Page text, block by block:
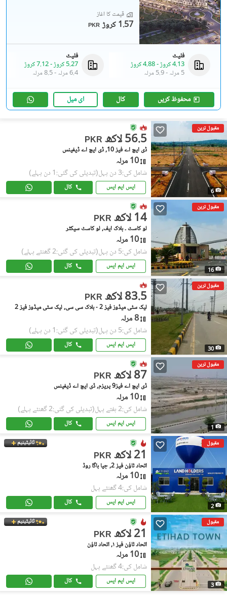
قیمت کا آغاز
PKR 1.57 کروڑ
فلیٹ
4.13 کروڑ
-4.88 کروڑ
5 مرلہ
-5.9 مرلہ
فلیٹ
5.27 کروڑ
-7.12 کروڑ
6.4 مرلہ
-8.5 مرلہ
محفوظ کریں کال ای میل
مقبول ترین
6
PKR 56.5 لاکھ
ڈی ایچ اے فیز 10, ڈی ایچ اے ڈیفینس
10 مرلہ
شامل کی:3 دن پہل (تبدیلی کی گئی:1 دن پہلے)
ایس ایم ایس کال
مقبول ترین
16
PKR 14 لاکھ
لو کاسٹ ۔ بلاک ایف, لو کاسٹ سیکٹر
10 مرلہ
شامل کی:5 دن پہل (تبدیلی کی گئی:2 گھنٹے پہلے)
ایس ایم ایس کال
مقبول ترین
30
PKR 83.5 لاکھ
لیک سٹی میڈوز فیز 2 - بلاک سی سی, لیک سٹی میڈوز فیز 2
8 مرلہ
شامل کی:5 دن پہل (تبدیلی کی گئی:1 دن پہلے)
ایس ایم ایس کال
مقبول ترین
1
PKR 87 لاکھ
ڈی ایچ اے فیز9 پریزم, ڈی ایچ اے ڈیفینس
10 مرلہ
شامل کی:2 ہفتے پہل (تبدیلی کی گئی:2 گھنٹے پہلے)
ایس ایم ایس کال
مقبول
2
ٹائیٹینیم
PKR 21 لاکھ
اتحاد ٹاؤن فیز 2, جیا باگا روڈ
10 مرلہ
شامل کی:4 گھنٹے پہل
ایس ایم ایس کال
مقبول
3
ٹائیٹینیم
PKR 21 لاکھ
اتحاد ٹاؤن فیز ١, اتحاد ٹاؤن
10 مرلہ
شامل کی:4 گھنٹے پہل
ایس ایم ایس کال